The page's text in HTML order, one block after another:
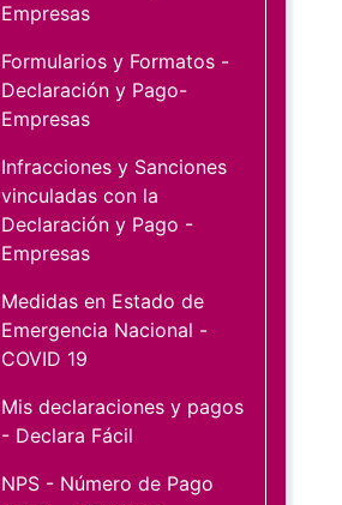
Empresas
Formularios y Formatos -
Declaración y Pago-
Empresas
Infracciones y Sanciones
vinculadas con la
Declaración y Pago -
Empresas
Medidas en Estado de
Emergencia Nacional -
COVID 19
Mis declaraciones y pagos
- Declara Fácil
NPS - Número de Pago